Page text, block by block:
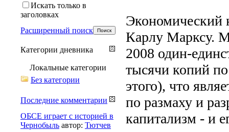
Экономический
Карлу Марксу.
2008 один-
тысячи копий
этого), что
по размаху и
капитализм - и
Искать только в
заголовках
Расширенный поиск
Категории дневника
Локальные категории
Без категории
Последние комментарии
ОБСЕ играет с историей в
Чернобыль автор: Тютчев